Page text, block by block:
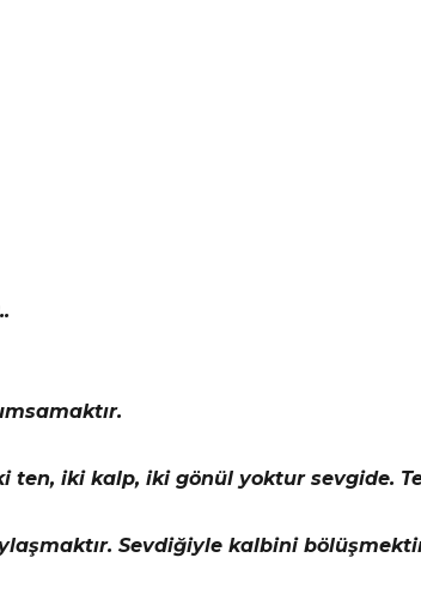
iki kalp, iki gönül yoktur sevgide.
Sevdiğiyle kalbini